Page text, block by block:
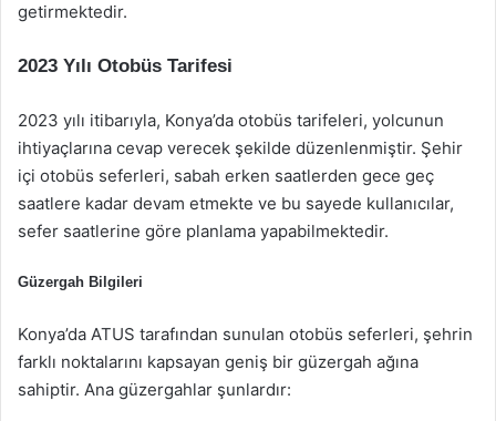
getirmektedir.
2023 Yılı Otobüs Tarifesi
2023 yılı itibarıyla, Konya’da otobüs tarifeleri, yolcunun
ihtiyaçlarına cevap verecek şekilde düzenlenmiştir. Şehir
içi otobüs seferleri, sabah erken saatlerden gece geç
saatlere kadar devam etmekte ve bu sayede kullanıcılar,
sefer saatlerine göre planlama yapabilmektedir.
Güzergah Bilgileri
Konya’da ATUS tarafından sunulan otobüs seferleri, şehrin
farklı noktalarını kapsayan geniş bir güzergah ağına
sahiptir. Ana güzergahlar şunlardır: